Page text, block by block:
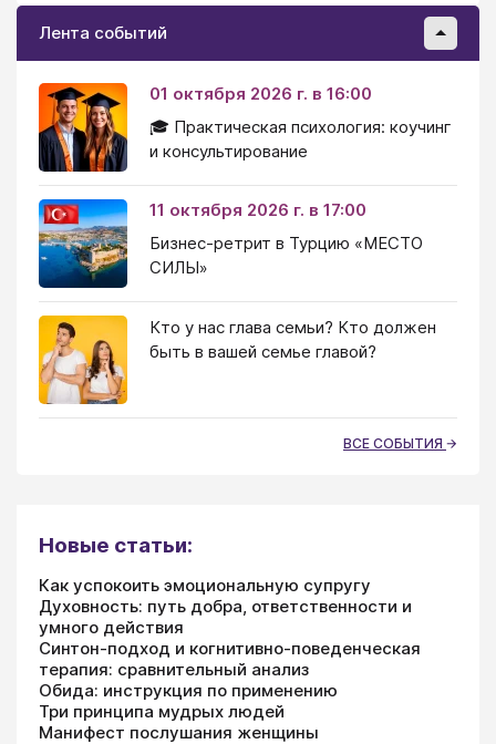
Лента событий
01 октября 2026 г. в 16:00
🎓 Практическая психология: коучинг
и консультирование
11 октября 2026 г. в 17:00
Бизнес-ретрит в Турцию «МЕСТО
СИЛЫ»
Кто у нас глава семьи? Кто должен
быть в вашей семье главой?
ВСЕ СОБЫТИЯ
Новые статьи:
Как успокоить эмоциональную супругу
Духовность: путь добра, ответственности и
умного действия
Синтон-подход и когнитивно-поведенческая
терапия: сравнительный анализ
Обида: инструкция по применению
Три принципа мудрых людей
Манифест послушания женщины